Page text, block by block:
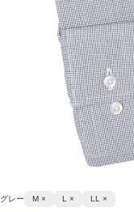
グレー M × L × LL ×